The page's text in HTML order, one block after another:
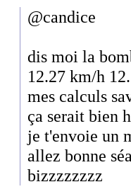
@candice
dis moi la
12.27 km/h
mes calculs
ça serait bien
je t'envoie un
allez bonne
bizzzzzzzz